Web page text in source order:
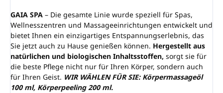
GAIA SPA – Die gesamte Linie wurde speziell für Spas,
Wellnesszentren und Massageeinrichtungen entwickelt und
bietet Ihnen ein einzigartiges Entspannungserlebnis, das
Sie jetzt auch zu Hause genießen können. Hergestellt aus
natürlichen und biologischen Inhaltsstoffen, sorgt sie für
die beste Pflege nicht nur für Ihren Körper, sondern auch
für Ihren Geist. WIR WÄHLEN FÜR SIE: Körpermassageöl
100 ml, Körperpeeling 200 ml.